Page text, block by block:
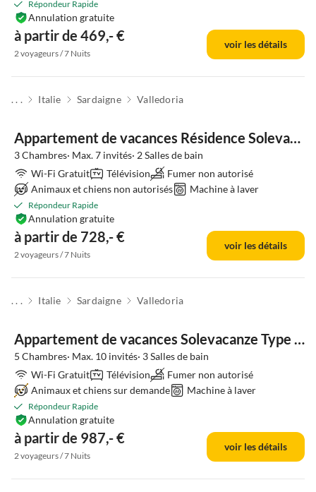
Répondeur Rapide
à partir de 469,- €
Annulation gratuite
2 voyageurs / 7 Nuits
voir les détails
. . . Italie Sardaigne Valledoria
Appartement de vacances Résidence Solevacanze Type L plus
3 Chambres· Max. 7 invités· 2 Salles de bain
Wi-Fi Gratuit
Télévision
Fumer non autorisé
Animaux et chiens non autorisés
Machine à laver
Répondeur Rapide
à partir de 728,- €
Annulation gratuite
2 voyageurs / 7 Nuits
voir les détails
. . . Italie Sardaigne Valledoria
Appartement de vacances Solevacanze Type M plus
5 Chambres· Max. 10 invités· 3 Salles de bain
Wi-Fi Gratuit
Télévision
Fumer non autorisé
Animaux et chiens sur demande
Machine à laver
Répondeur Rapide
à partir de 987,- €
Annulation gratuite
2 voyageurs / 7 Nuits
voir les détails